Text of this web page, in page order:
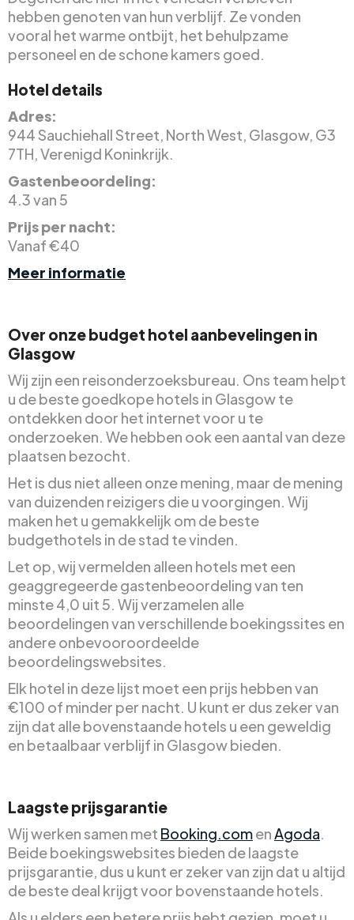
hebben genoten van hun verblijf. Ze vonden
vooral het warme ontbijt, het behulpzame
personeel en de schone kamers goed.
Hotel details
Adres:
944 Sauchiehall Street, North West, Glasgow, G3
7TH, Verenigd Koninkrijk.
Gastenbeoordeling:
4.3 van 5
Prijs per nacht:
Vanaf €40
Meer informatie
Over onze budget hotel aanbevelingen in
Glasgow
Wij zijn een reisonderzoeksbureau. Ons team helpt
u de beste goedkope hotels in Glasgow te
ontdekken door het internet voor u te
onderzoeken. We hebben ook een aantal van deze
plaatsen bezocht.
Het is dus niet alleen onze mening, maar de mening
van duizenden reizigers die u voorgingen. Wij
maken het u gemakkelijk om de beste
budgethotels in de stad te vinden.
Let op, wij vermelden alleen hotels met een
geaggregeerde gastenbeoordeling van ten
minste 4,0 uit 5. Wij verzamelen alle
beoordelingen van verschillende boekingssites en
andere onbevooroordeelde
beoordelingswebsites.
Elk hotel in deze lijst moet een prijs hebben van
€100 of minder per nacht. U kunt er dus zeker van
zijn dat alle bovenstaande hotels u een geweldig
en betaalbaar verblijf in Glasgow bieden.
Laagste prijsgarantie
Wij werken samen met Booking.comenAgoda.
Beide boekingswebsites bieden de laagste
prijsgarantie, dus u kunt er zeker van zijn dat u altijd
de beste deal krijgt voor bovenstaande hotels.